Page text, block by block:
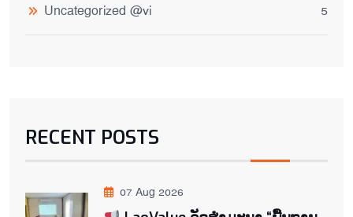
Uncategorized @vi 5
RECENT POSTS
07 Aug 2026